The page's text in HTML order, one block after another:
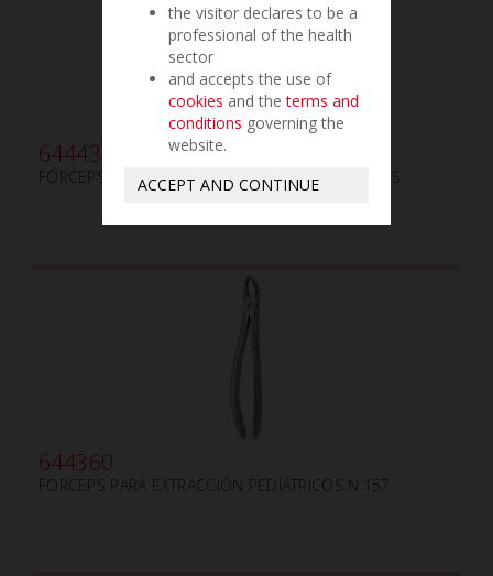
644435
FÓRCEPS PARA EXTRACCIÓN PEDIÁTRICOS N. 13-S
644360
FÓRCEPS PARA EXTRACCIÓN PEDIÁTRICOS N.157
the visitor declares to be a
professional of the health
sector
and accepts the use of
cookies and theterms and
conditions governing the
website.
ACCEPT AND CONTINUE